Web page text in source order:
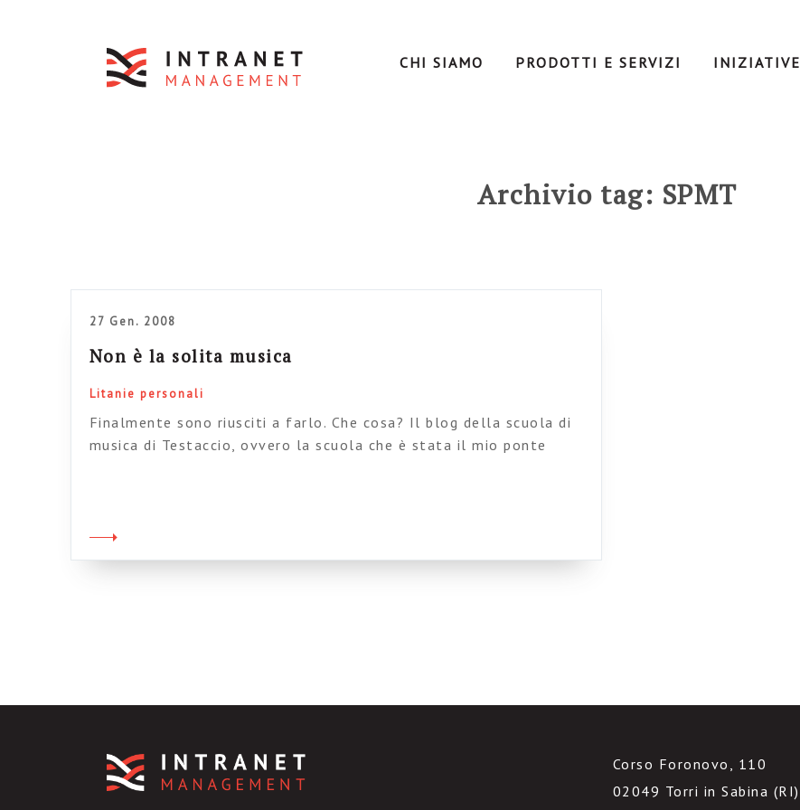
CHI SIAMO PRODOTTI E SERVIZI INIZIATIVE
Archivio tag: SPMT
27 Gen. 2008
Non è la solita musica
Litanie personali
Finalmente sono riusciti a farlo. Che cosa? Il blog della scuola di
musica di Testaccio, ovvero la scuola che è stata il mio ponte
Corso Foronovo, 110
02049 Torri in Sabina (RI)